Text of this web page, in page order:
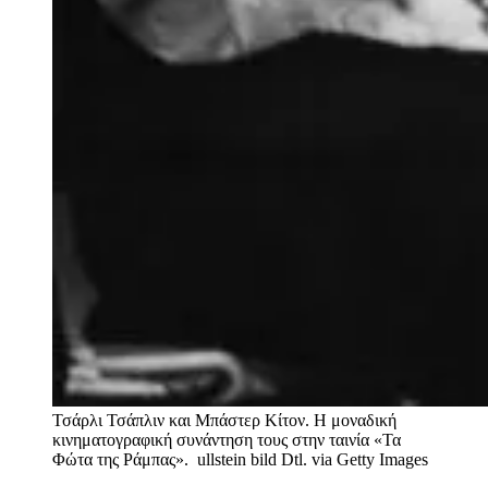
Τσάρλι Τσάπλιν και Μπάστερ Κίτον. Η μοναδική
κινηματογραφική συνάντηση τους στην ταινία «Τα
Φώτα της Ράμπας». ullstein bild Dtl. via Getty Images